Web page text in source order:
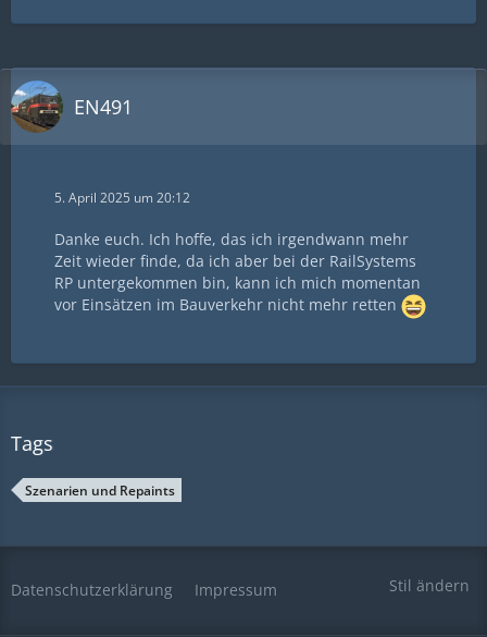
EN491
5. April 2025 um 20:12
Danke euch. Ich hoffe, das ich irgendwann mehr
Zeit wieder finde, da ich aber bei der RailSystems
RP untergekommen bin, kann ich mich momentan
vor Einsätzen im Bauverkehr nicht mehr retten
Tags
Szenarien und Repaints
Stil ändern
Datenschutzerklärung Impressum